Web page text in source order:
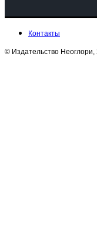
Контакты
© Издательство